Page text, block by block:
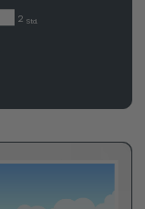
2 Std.